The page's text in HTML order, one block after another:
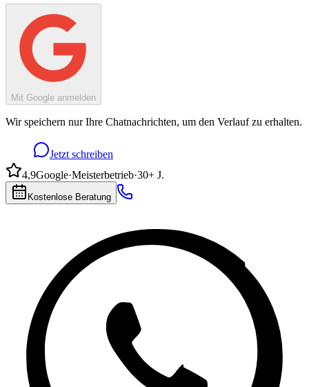
Mit Google anmelden
Wir speichern nur Ihre Chatnachrichten, um den Verlauf zu erhalten.
Jetzt schreiben
4,9Google·Meisterbetrieb·30+ J.
Kostenlose Beratung